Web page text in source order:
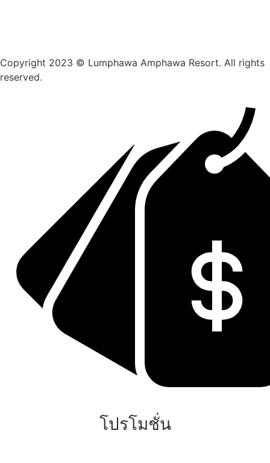
Copyright 2023 © Lumphawa Amphawa Resort. All rights
reserved.
โปรโมชั่น